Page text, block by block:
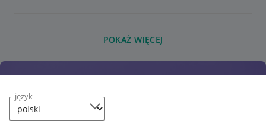
język
POKAŻ WIĘCEJ